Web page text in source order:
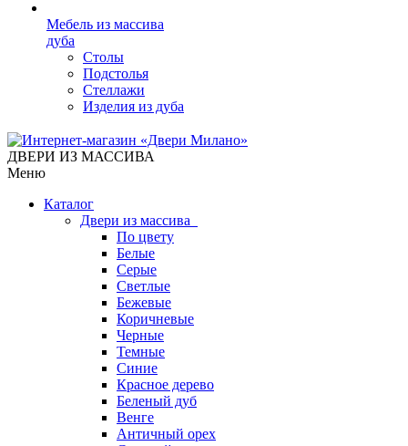
Мебель из массива
дуба
Столы
Подстолья
Стеллажи
Изделия из дуба
ДВЕРИ ИЗ МАССИВА
Меню
Каталог
Двери из массива
По цвету
Белые
Серые
Светлые
Бежевые
Коричневые
Черные
Темные
Синие
Красное дерево
Беленый дуб
Венге
Античный орех